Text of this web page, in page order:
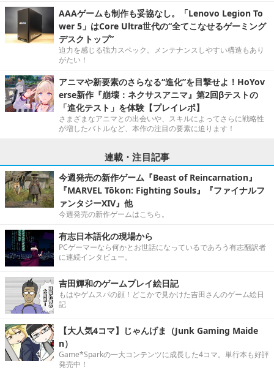
AAAゲームも制作も妥協なし。「Lenovo Legion To
wer 5」はCore Ultra世代の“全てこなせるゲーミング
デスクトップ”
迫力を感じる強力スペック。メンテナンスしやすい構造もあり
がたい！
アニマや新要素のさらなる“進化”を目撃せよ！HoYov
erse新作『崩壊：ネクサスアニマ』第2回βテストの
「進化テスト」を体験【プレイレポ】
さまざまなアニマとの出会いや、スキルによってさらに戦略性
が増したバトルなど、本作の注目の要素に迫ります！
連載・注目記事
今週発売の新作ゲーム『Beast of Reincarnation』
『MARVEL Tōkon: Fighting Souls』『ファイナルフ
ァンタジーXIV』他
今週発売の新作ゲームはこちら。
有志日本語化の現場から
PCゲーマーなら何かとお世話になっているであろう有志翻訳者
に連続インタビュー。
吉田輝和のゲームプレイ絵日記
もはやゲムスパの顔！どこかで見かけた吉田さんのゲーム絵日
記
【大人気4コマ】じゃんげま（Junk Gaming Maide
n）
Game*Sparkの一大コンテンツに成長した4コマ。単行本も好評
発売中！